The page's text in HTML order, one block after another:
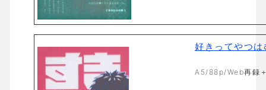
好きってやつ
A5/88p/Web再録